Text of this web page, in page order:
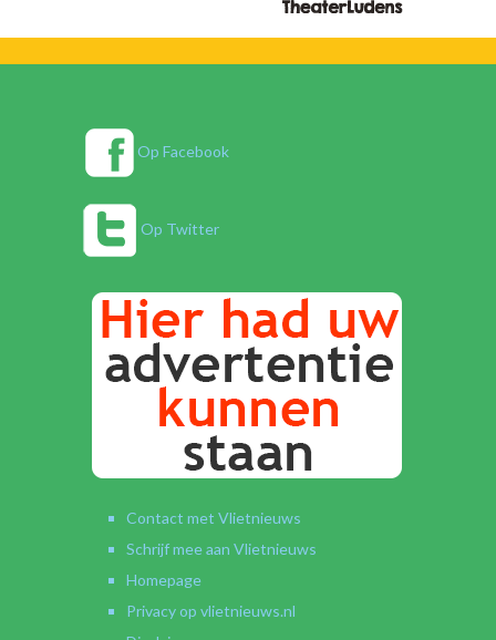
Op Facebook
Op Twitter
Contact met Vlietnieuws
Schrijf mee aan Vlietnieuws
Homepage
Privacy op vlietnieuws.nl